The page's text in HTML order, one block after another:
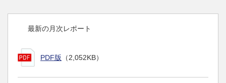
最新の月次レポート
PDF版 （2,052KB）